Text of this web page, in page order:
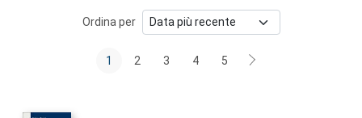
Ordina per
1 2 3 4 5